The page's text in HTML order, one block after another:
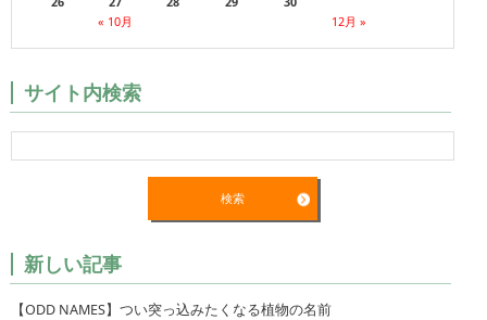
« 10月 12月 »
サイト内検索
新しい記事
【ODD NAMES】つい突っ込みたくなる植物の名前